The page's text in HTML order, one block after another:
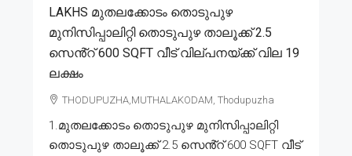
LAKHS മുതലക്കോടം തൊടുപുഴ
മുനിസിപ്പാലിറ്റി തൊടുപുഴ താലൂക്ക് 2.5
സെൻ്റ് 600 SQFT വീട് വില്പനയ്ക്ക് വില 19
ലക്ഷം
THODUPUZHA,MUTHALAKODAM, Thodupuzha
1.മുതലക്കോടം തൊടുപുഴ മുനിസിപ്പാലിറ്റി
തൊടുപുഴ താലൂക്ക് 2.5 സെൻ്റ് 600 SQFT വീട്